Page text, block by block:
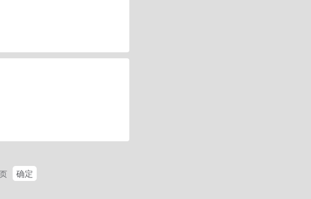
页 确定